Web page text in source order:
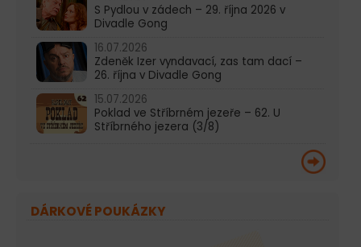
S Pydlou v zádech – 29. října 2026 v
Divadle Gong
16.07.2026
Zdeněk Izer vyndavací, zas tam dací –
26. října v Divadle Gong
15.07.2026
Poklad ve Stříbrném jezeře – 62. U
Stříbrného jezera (3/8)
DÁRKOVÉ POUKÁZKY